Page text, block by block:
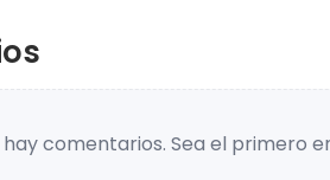
hay comentarios. Sea el primero